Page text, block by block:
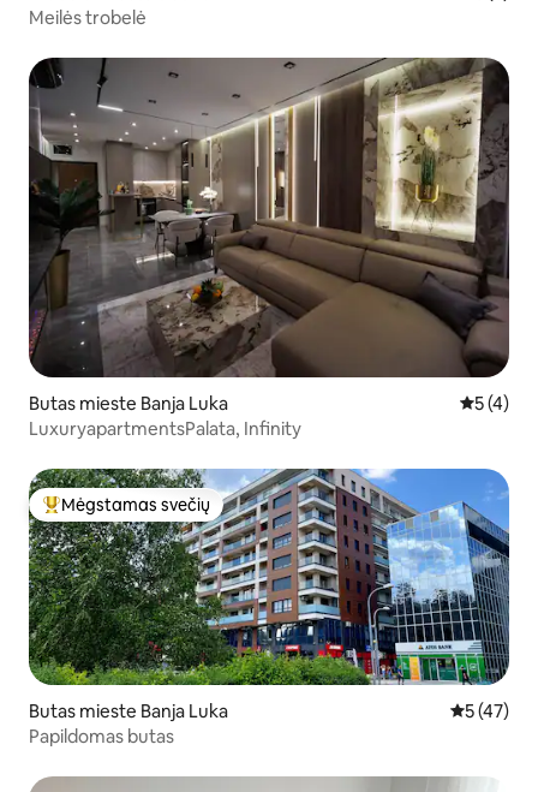
Meilės trobelė
Butas mieste Banja Luka Vidutinis
5 (4)
LuxuryapartmentsPalata, Infinity
Svečių mėgstamiausias
Mėgstamas svečių
Butas mieste Banja Luka Vidutinis
5 (47)
Papildomas butas